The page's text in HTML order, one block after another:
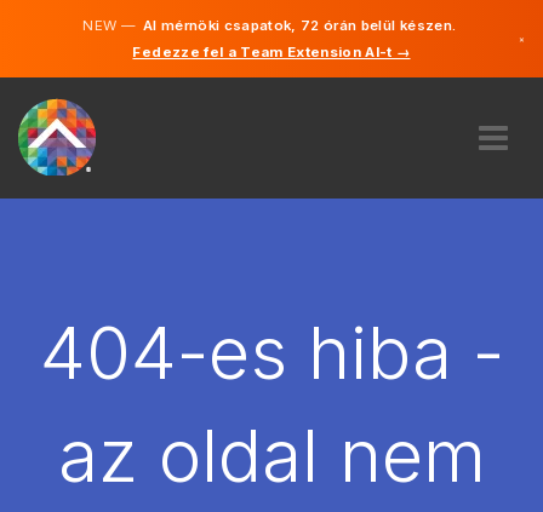
NEW —AI mérnöki csapatok, 72 órán belül készen.
Fedezze fel a Team Extension AI-t →
×
BÉREL
404-es hiba -
az oldal nem